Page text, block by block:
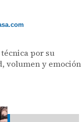
por su
volumen y emoción